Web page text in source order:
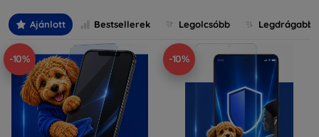
Ajánlott Bestsellerek Legolcsóbb Legdrágabb
-10% -10%